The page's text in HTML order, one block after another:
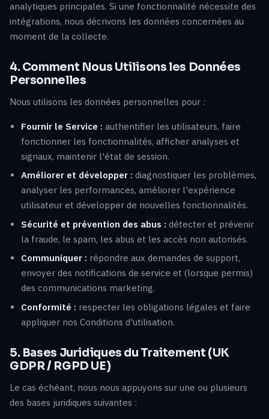
analytiques principales. Si une fonctionnalité nécessite des
intégrations, nous décrivons les données concernées au
moment de la collecte.
4. Comment Nous Utilisons les Données
Personnelles
Nous utilisons les données personnelles pour :
Fournir le Service : authentifier les utilisateurs, faire
fonctionner les fonctionnalités, afficher analyses et
signaux, maintenir l'état de session.
Améliorer et développer : diagnostiquer les problèmes,
analyser les performances, améliorer l'expérience
utilisateur et développer de nouvelles fonctionnalités.
Sécurité et prévention des abus : détecter et prévenir
la fraude, le spam, les abus et les accès non autorisés.
Communiquer : répondre aux demandes de support,
envoyer des notifications de service et (lorsque permis)
des communications marketing.
Conformité : respecter les obligations légales et faire
appliquer nos Conditions d'utilisation.
5. Bases Juridiques du Traitement (UK
GDPR / RGPD UE)
Le cas échéant, nous nous appuyons sur une ou plusieurs
des bases juridiques suivantes :